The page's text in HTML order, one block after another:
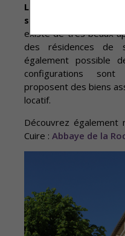
Les appartements
sont en grande
existe de très beaux
des résidences de
également possible
configurations
proposent des biens
locatif.
Découvrez
Cuire : Abbaye de la